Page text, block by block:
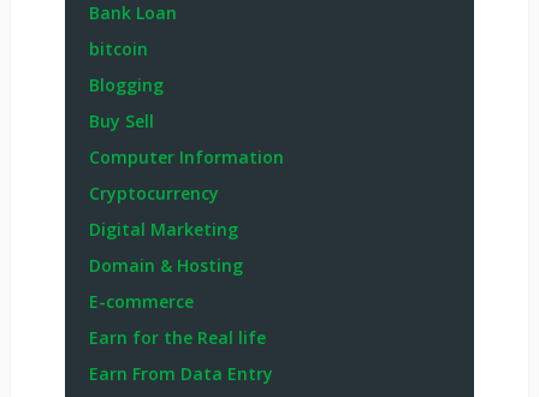
Bank Loan
bitcoin
Blogging
Buy Sell
Computer Information
Cryptocurrency
Digital Marketing
Domain & Hosting
E-commerce
Earn for the Real life
Earn From Data Entry